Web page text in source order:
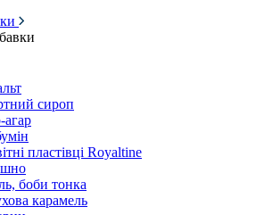
сироп
агар
пластівці Royaltine
боби тонка
карамель